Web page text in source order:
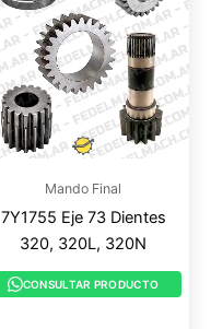
Mando Final
7Y1755 Eje 73 Dientes
320, 320L, 320N
CONSULTAR PRODUCTO